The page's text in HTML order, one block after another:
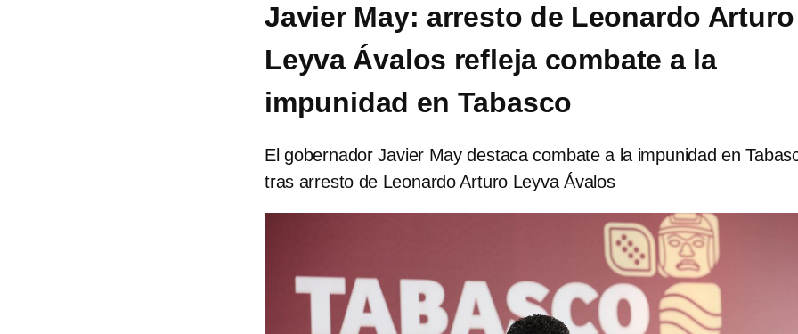
Javier May: arresto de Leonardo Arturo
Leyva Ávalos refleja combate a la
impunidad en Tabasco
El gobernador Javier May destaca combate a la impunidad en
tras arresto de Leonardo Arturo Leyva Ávalos